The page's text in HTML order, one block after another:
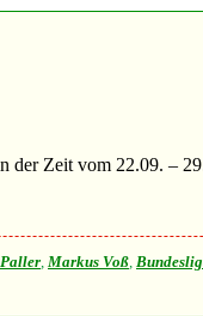
Zeit vom 22.09. –
, Markus Voß,